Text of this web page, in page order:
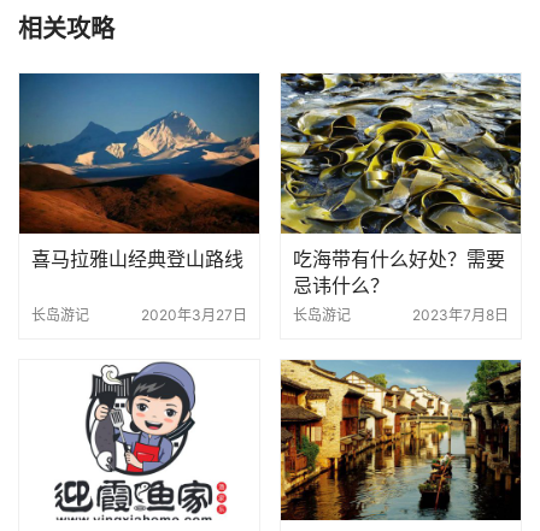
相关攻略
喜马拉雅山经典登山路线
长岛游记 2020年3月27日
吃海带有什么好处？需要
忌讳什么？
长岛游记 2023年7月8日